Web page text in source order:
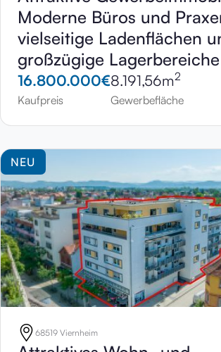
Moderne Büros und
vielseitige Ladenflächen
großzügige Lagerbereiche
16.800.000€
Kaufpreis
8.191,56m2
Gewerbefläche
NEU
68519 Viernheim